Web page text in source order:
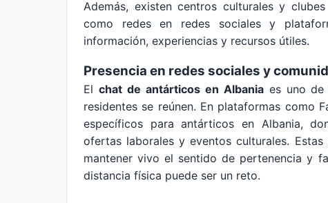
Además, existen centros culturales y
como redes en redes sociales y
información, experiencias y recursos útiles.
Presencia en redes sociales y
El chat de antárticos en Albaniaes uno de
residentes se reúnen. En plataformas como
específicos para antárticos en Albania,
ofertas laborales y eventos culturales.
mantener vivo el sentido de pertenencia y
distancia física puede ser un reto.